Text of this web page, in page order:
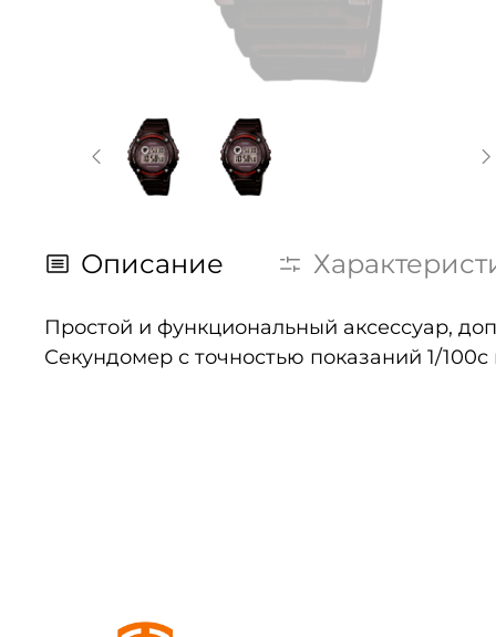
Описание
Простой и функциональный аксессуар,
Секундомер с точностью показаний 1/